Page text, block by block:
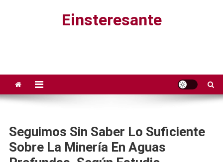
Einsteresante
Seguimos Sin Saber Lo Suficiente
Sobre La Minería En Aguas